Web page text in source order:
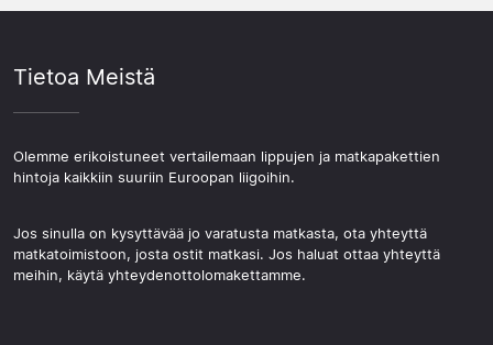
Tietoa Meistä
Olemme erikoistuneet vertailemaan lippujen ja matkapakettien
hintoja kaikkiin suuriin Euroopan liigoihin.
Jos sinulla on kysyttävää jo varatusta matkasta, ota yhteyttä
matkatoimistoon, josta ostit matkasi. Jos haluat ottaa yhteyttä
meihin, käytä yhteydenottolomakettamme.